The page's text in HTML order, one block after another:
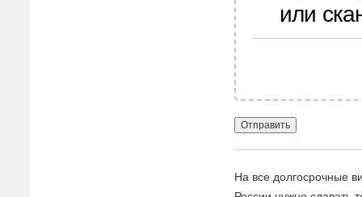
или
На все долгосрочные